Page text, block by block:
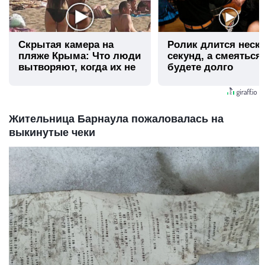
Скрытая камера на
пляже Крыма: Что люди
вытворяют, когда их не
Ролик длится
секунд, а
будете долго
Жительница Барнаула пожаловалась на
выкинутые чеки